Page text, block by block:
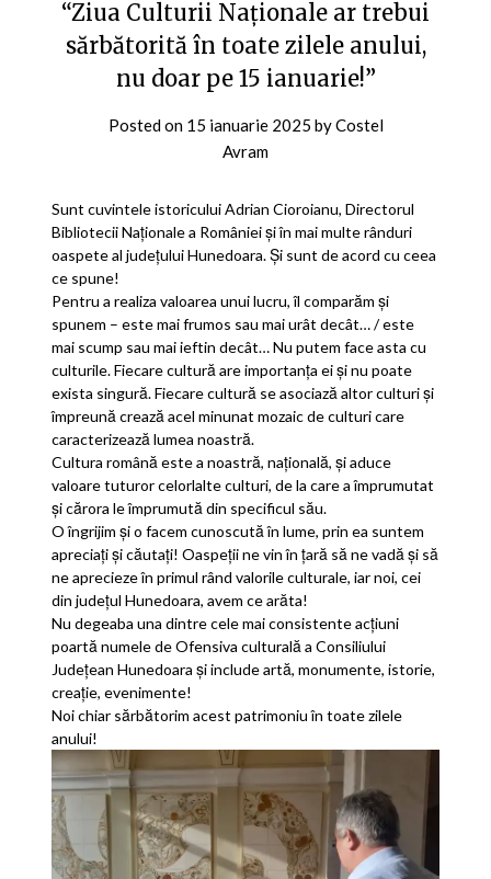
“Ziua Culturii Naționale ar trebui
sărbătorită în toate zilele anului,
nu doar pe 15 ianuarie!”
Posted on 15 ianuarie 2025 byCostel
Avram
Sunt cuvintele istoricului Adrian Cioroianu, Directorul
Bibliotecii Naționale a României și în mai multe rânduri
oaspete al județului Hunedoara. Și sunt de acord cu ceea
ce spune!
Pentru a realiza valoarea unui lucru, îl comparăm și
spunem – este mai frumos sau mai urât decât… / este
mai scump sau mai ieftin decât… Nu putem face asta cu
culturile. Fiecare cultură are importanța ei și nu poate
exista singură. Fiecare cultură se asociază altor culturi și
împreună crează acel minunat mozaic de culturi care
caracterizează lumea noastră.
Cultura română este a noastră, națională, și aduce
valoare tuturor celorlalte culturi, de la care a împrumutat
și cărora le împrumută din specificul său.
O îngrijim și o facem cunoscută în lume, prin ea suntem
apreciați și căutați! Oaspeții ne vin în țară să ne vadă și să
ne aprecieze în primul rând valorile culturale, iar noi, cei
din județul Hunedoara, avem ce arăta!
Nu degeaba una dintre cele mai consistente acțiuni
poartă numele de Ofensiva culturală a Consiliului
Județean Hunedoara și include artă, monumente, istorie,
creație, evenimente!
Noi chiar sărbătorim acest patrimoniu în toate zilele
anului!